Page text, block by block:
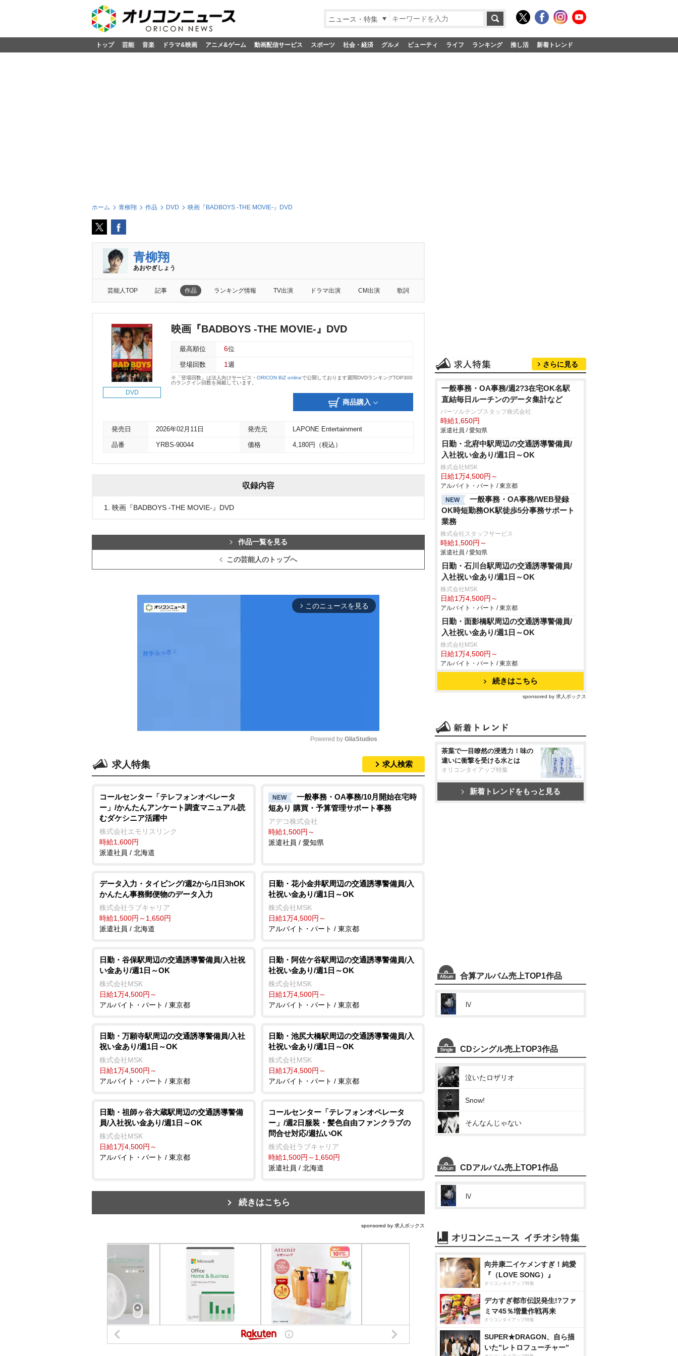
ニュース・特集
トップ 芸能 音楽 ドラマ&映画 アニメ&ゲーム 動画配信サービス スポーツ 社会・経済 グルメ ビューティ ライフ ランキング 推し活 新着トレンド
ホーム 青柳翔 作品 DVD 映画『BADBOYS -THE MOVIE-』DVD
青柳翔
あおやぎしょう
芸能人TOP 記事 作品 ランキング情報 TV出演 ドラマ出演 CM出演 歌詞
DVD
映画『BADBOYS -THE MOVIE-』DVD
最高順位 6位
登場回数 1 週
※「登場回数」は法人向けサービス・ ORICON BiZ onlineで公開しております週間DVDランキングTOP300
のランクイン回数を掲載しています。
商品購入
発売日 2026年02月11日 発売元 LAPONE Entertainment
品番 YRBS-90044 価格 4,180円（税込）
収録内容
1. 映画『BADBOYS -THE MOVIE-』DVD
作品一覧を見る
この芸能人のトップへ
arrow_forward_ios このニュースを見る
t
e
Powered by GliaStudios
求人特集 求人検索
コールセンター「テレフォンオペレータ
ー」/かんたんアンケート調査マニュアル読
むダケシニア活躍中
株式会社エモリスリンク
時給1,600円
派遣社員 / 北海道
NEW
一般事務・OA事務/10月開始在宅時
短あり 購買・予算管理サポート事務
アデコ株式会社
時給1,500円～
派遣社員 / 愛知県
データ入力・タイピング/週2から/1日3hOK
かんたん事務郵便物のデータ入力
株式会社ラブキャリア
時給1,500円～1,650円
派遣社員 / 北海道
日勤・花小金井駅周辺の交通誘導警備員/入
社祝い金あり/週1日～OK
株式会社MSK
日給1万4,500円～
アルバイト・パート / 東京都
日勤・谷保駅周辺の交通誘導警備員/入社祝
い金あり/週1日～OK
株式会社MSK
日給1万4,500円～
アルバイト・パート / 東京都
日勤・阿佐ケ谷駅周辺の交通誘導警備員/入
社祝い金あり/週1日～OK
株式会社MSK
日給1万4,500円～
アルバイト・パート / 東京都
日勤・万願寺駅周辺の交通誘導警備員/入社
祝い金あり/週1日～OK
株式会社MSK
日給1万4,500円～
アルバイト・パート / 東京都
日勤・池尻大橋駅周辺の交通誘導警備員/入
社祝い金あり/週1日～OK
株式会社MSK
日給1万4,500円～
アルバイト・パート / 東京都
日勤・祖師ヶ谷大蔵駅周辺の交通誘導警備
員/入社祝い金あり/週1日～OK
株式会社MSK
日給1万4,500円～
アルバイト・パート / 東京都
コールセンター「テレフォンオペレータ
ー」/週2日服装・髪色自由ファンクラブの
問合せ対応/週払いOK
株式会社ラブキャリア
時給1,500円～1,650円
派遣社員 / 北海道
続きはこちら
sponsored by 求人ボックス
さらに見る
一般事務・OA事務/週2?3在宅OK名駅
直結毎日ルーチンのデータ集計など
パーソルテンプスタッフ株式会社
時給1,650円
派遣社員 / 愛知県
日勤・北府中駅周辺の交通誘導警備員/
入社祝い金あり/週1日～OK
株式会社MSK
日給1万4,500円～
アルバイト・パート / 東京都
NEW
一般事務・OA事務/WEB登録
OK時短勤務OK駅徒歩5分事務サポート
業務
株式会社スタッフサービス
時給1,500円～
派遣社員 / 愛知県
日勤・石川台駅周辺の交通誘導警備員/
入社祝い金あり/週1日～OK
株式会社MSK
日給1万4,500円～
アルバイト・パート / 東京都
日勤・面影橋駅周辺の交通誘導警備員/
入社祝い金あり/週1日～OK
株式会社MSK
日給1万4,500円～
アルバイト・パート / 東京都
続きはこちら
sponsored by 求人ボックス
茶葉で一目瞭然の浸透力！味の
違いに衝撃を受ける水とは
オリコンタイアップ特集
新着トレンドをもっと見る
合算アルバム売上TOP1作品
Ⅳ
CDシングル売上TOP3作品
泣いたロザリオ
Snow!
そんなんじゃない
CDアルバム売上TOP1作品
Ⅳ
向井康二イケメンすぎ！純愛
『（LOVE SONG）』
オリコンタイアップ特集
デカすぎ都市伝説発生!?ファ
ミマ45％増量作戦再来
オリコンタイアップ特集
SUPER★DRAGON、自ら描
いた”レトロフューチャー”